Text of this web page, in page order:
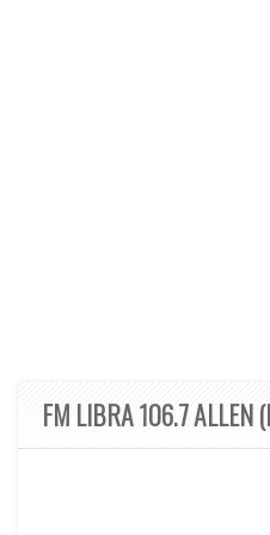
FM LIBRA 106.7 ALLEN